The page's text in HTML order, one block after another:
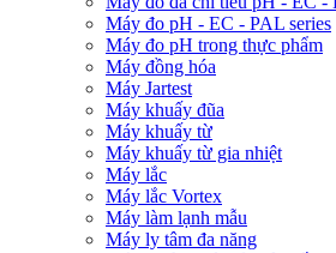
Máy đo pH - EC - PAL series
Máy đo pH trong thực phẩm
Máy đồng hóa
Máy Jartest
Máy khuấy đũa
Máy khuấy từ
Máy khuấy từ gia nhiệt
Máy lắc
Máy lắc Vortex
Máy làm lạnh mẫu
Máy ly tâm đa năng